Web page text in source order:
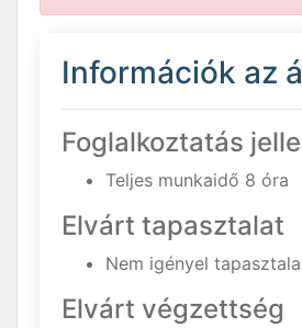
Információk az
Foglalkoztatás
Teljes munkaidő 8 óra
Elvárt tapasztalat
Nem igényel
Elvárt végzettség